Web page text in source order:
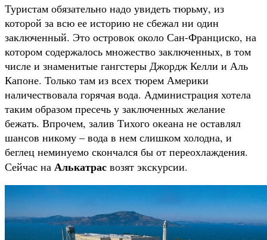
Туристам обязательно надо увидеть тюрьму, из
которой за всю ее историю не сбежал ни один
заключенный. Это островок около Сан-Франциско, на
котором содержалось множество заключенных, в том
числе и знаменитые гангстеры Джордж Келли и Аль
Капоне. Только там из всех тюрем Америки
наличествовала горячая вода. Администрация хотела
таким образом пресечь у заключенных желание
бежать. Впрочем, залив Тихого океана не оставлял
шансов никому – вода в нем слишком холодна, и
беглец неминуемо скончался бы от переохлаждения.
Сейчас на Алькатрас возят экскурсии.